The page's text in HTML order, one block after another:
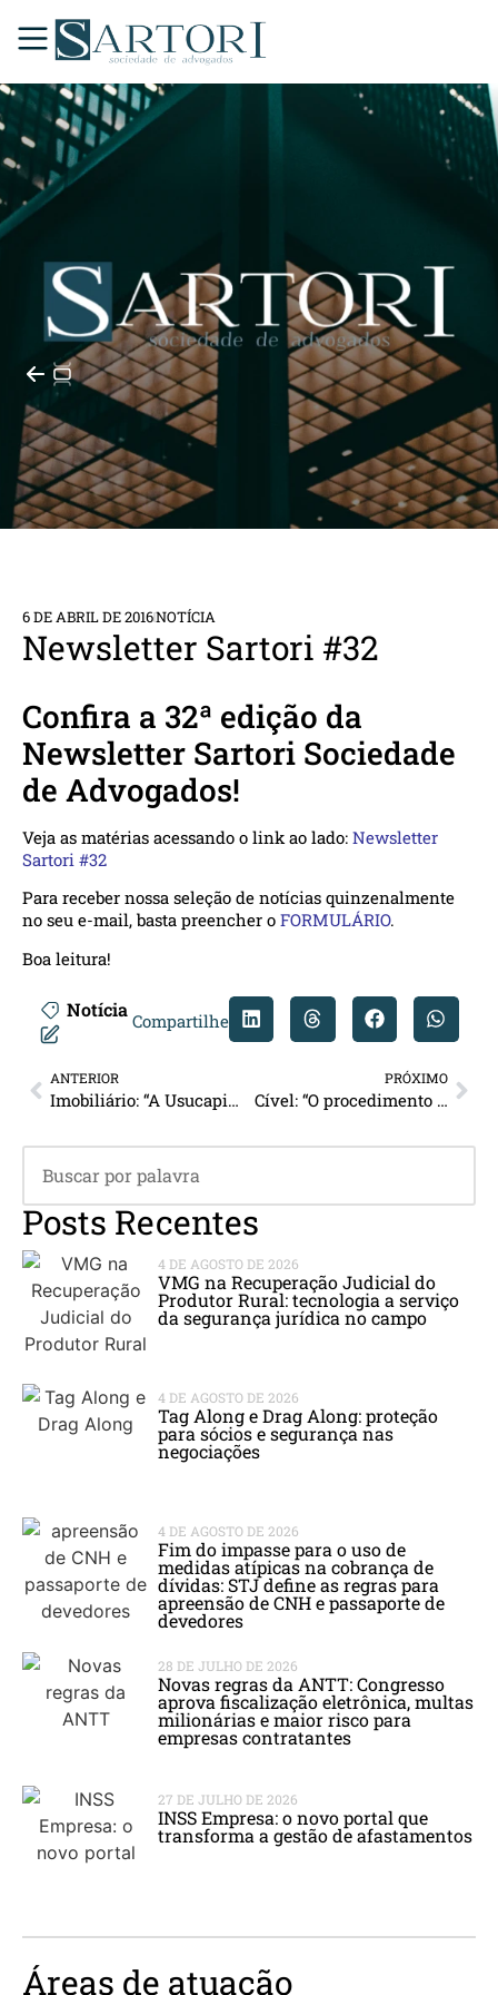
6 DE ABRIL DE 2016NOTÍCIA
Newsletter Sartori #32
Confira a 32ª edição da
Newsletter Sartori Sociedade
de Advogados!
Veja as matérias acessando o link ao lado: Newsletter
Sartori #32
Para receber nossa seleção de notícias quinzenalmente
no seu e-mail, basta preencher o FORMULÁRIO.
Boa leitura!
Notícia Compartilhe
ANTERIOR
Imobiliário: “A Usucapião Extrajudicial”
PRÓXIMO
Cível: “O procedimento para desconsideração da personalidade jurídica”
Posts Recentes
4 DE AGOSTO DE 2026
VMG na Recuperação Judicial do
Produtor Rural: tecnologia a serviço
da segurança jurídica no campo
4 DE AGOSTO DE 2026
Tag Along e Drag Along: proteção
para sócios e segurança nas
negociações
4 DE AGOSTO DE 2026
Fim do impasse para o uso de
medidas atípicas na cobrança de
dívidas: STJ define as regras para
apreensão de CNH e passaporte de
devedores
28 DE JULHO DE 2026
Novas regras da ANTT: Congresso
aprova fiscalização eletrônica, multas
milionárias e maior risco para
empresas contratantes
27 DE JULHO DE 2026
INSS Empresa: o novo portal que
transforma a gestão de afastamentos
Áreas de atuação